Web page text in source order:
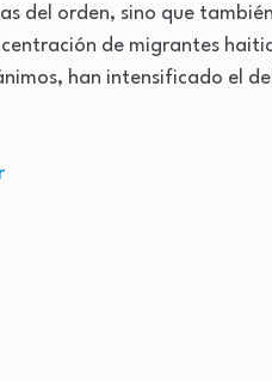
del orden, sino que
de migrantes
han intensificado el